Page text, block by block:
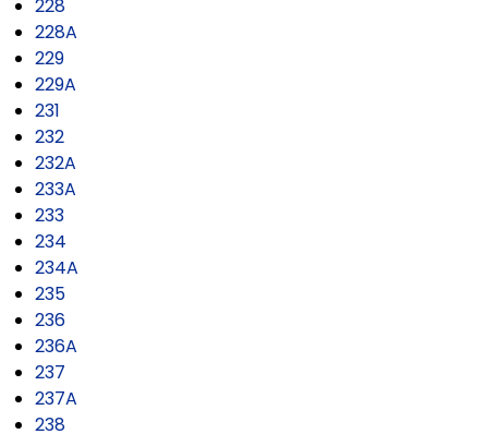
228
228A
229
229A
231
232
232A
233A
233
234
234A
235
236
236A
237
237A
238